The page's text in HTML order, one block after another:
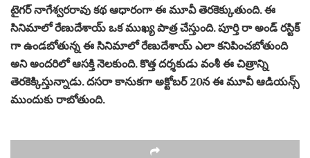
టైగర్ నాగేశ్వరరావు కథ ఆధారంగా ఈ మూవీ తెరకెక్కుతుంది. ఈ
సినిమాలో రేణుదేశాయ్ ఒక ముఖ్య పాత్ర చేస్తుంది. పూర్తి రా అండ్ రస్టిక్
గా ఉండబోతున్న ఈ సినిమాలో రేణుదేశాయ్ ఎలా కనిపించబోతుంది
అని అందరిలో ఆసక్తి నెలకుంది. కొత్త దర్శకుడు వంశీ ఈ చిత్రాన్ని
తెరకెక్కిస్తున్నాడు. దసరా కానుకగా అక్టోబర్ 20న ఈ మూవీ ఆడియన్స్
ముందుకు రాబోతుంది.